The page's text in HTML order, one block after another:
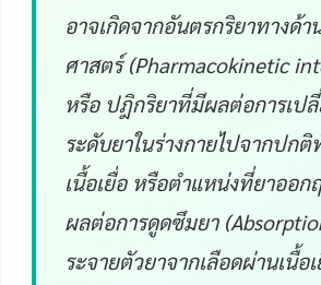
อาจเกิดจากอันตรกริยาทางด้า
ศาสตร์ (Pharmacokinetic
หรือ ปฎิกริยาที่มีผลต่อการเป
ระดับยาในร่างกายไปจากปกติ
เนื้อเยื่อ หรือตำแหน่งที่ยาออก
ผลต่อการดูดซึมยา
ระจายตัวยาจากเลือดผ่านเนื้อ